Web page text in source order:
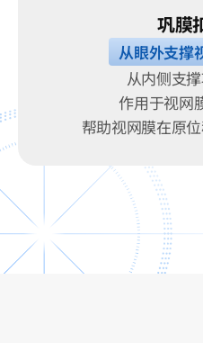
巩膜
从眼外支撑
从内侧支
作用于视网
帮助视网膜在原